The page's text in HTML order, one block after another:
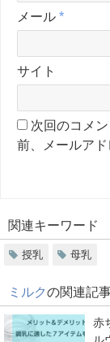
メール *
サイト
次回のコメ
前、メールアド
関連キーワード
授乳 母乳
ミルクの関連記
赤
ル